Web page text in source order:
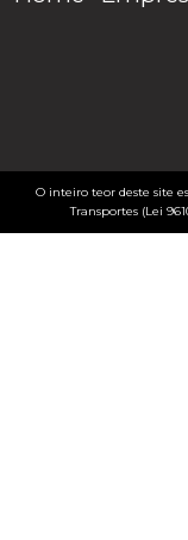
O inteiro teor deste site
Transportes (Lei